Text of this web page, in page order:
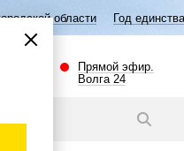
Год единства народов России
Прямой эфир.
Волга 24